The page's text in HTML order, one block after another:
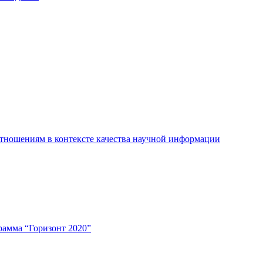
в контексте качества научной информации
“Горизонт 2020”